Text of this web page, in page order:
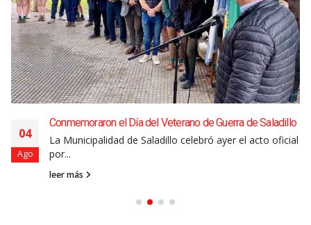
04
Ago
Conmemoraron el Día del Veterano de Guerra de Saladillo
La Municipalidad de Saladillo celebró ayer el acto oficial
por...
leer más